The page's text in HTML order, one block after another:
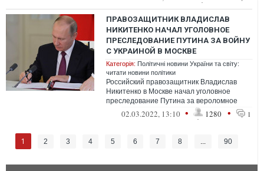
ПРАВОЗАЩИТНИК ВЛАДИСЛАВ
НИКИТЕНКО НАЧАЛ УГОЛОВНОЕ
ПРЕСЛЕДОВАНИЕ ПУТИНА ЗА ВОЙНУ
С УКРАИНОЙ В МОСКВЕ
Категорія: Політичні новини України та світу:
читати новини політики
Российский правозащитник Владислав
Никитенко в Москве начал уголовное
преследование Путина за вероломное
преступное широкомасштабное военное
02.03.2022, 13:10 • 1280 • 1
1 2 3 4 5 6 7 8 ... 90